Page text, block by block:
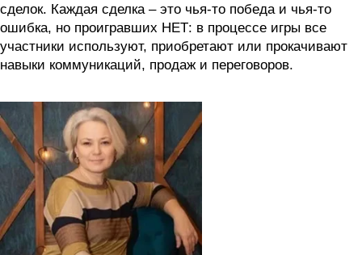
сделок. Каждая сделка – это чья-то победа и чья-то
ошибка, но проигравших НЕТ: в процессе игры все
участники используют, приобретают или прокачивают
навыки коммуникаций, продаж и переговоров.